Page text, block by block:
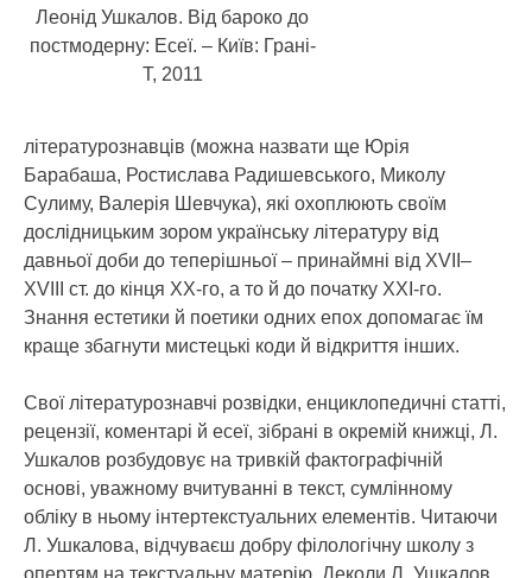
Леонід Ушкалов. Від бароко до
постмодерну: Есеї. – Київ: Грані-
Т, 2011
літературознавців (можна назвати ще Юрія
Барабаша, Ростислава Радишевського, Миколу
Сулиму, Валерія Шевчука), які охоплюють своїм
дослідницьким зором українську літературу від
давньої доби до теперішньої – принаймні від XVII–
XVIII ст. до кінця ХХ-го, а то й до початку ХХІ-го.
Знання естетики й поетики одних епох допомагає їм
краще збагнути мистецькі коди й відкриття інших.
Свої літературознавчі розвідки, енциклопедичні статті,
рецензії, коментарі й есеї, зібрані в окремій книжці, Л.
Ушкалов розбудовує на тривкій фактографічній
основі, уважному вчитуванні в текст, сумлінному
обліку в ньому інтертекстуальних елементів. Читаючи
Л. Ушкалова, відчуваєш добру філологічну школу з
опертям на текстуальну матерію. Деколи Л. Ушкалов